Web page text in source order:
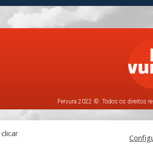
Fervura 2022 ©. Todos os direitos